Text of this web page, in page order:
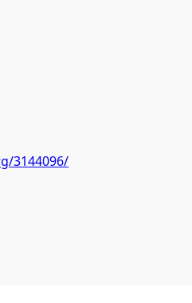
3144096/
spesifikasjon, som ligger